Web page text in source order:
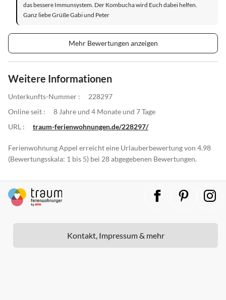
das bessere Immunsystem. Der Kombucha wird Euch dabei helfen.
Ganz liebe Grüße Gabi und Peter
Mehr Bewertungen anzeigen
Weitere Informationen
Unterkunfts-Nummer :
228297
Online seit :
8 Jahre und 4 Monate und 7 Tage
URL :
traum-ferienwohnungen.de/228297/
Ferienwohnung Appel erreicht eine Urlauberbewertung von 4.98
(Bewertungsskala: 1 bis 5) bei 28 abgegebenen Bewertungen.
Kontakt, Impressum & mehr